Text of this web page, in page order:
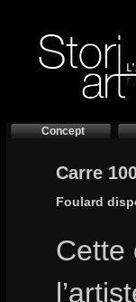
Concept
Carre
Foulard
Cette